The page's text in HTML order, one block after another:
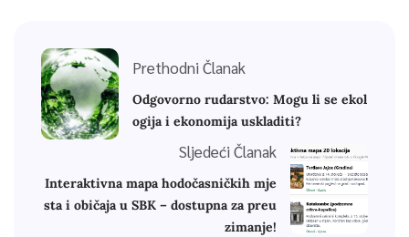
Prethodni Članak
Odgovorno rudarstvo: Mogu li se ekol
ogija i ekonomija uskladiti?
Sljedeći Članak
Interaktivna mapa hodočasničkih mje
sta i običaja u SBK – dostupna za preu
zimanje!